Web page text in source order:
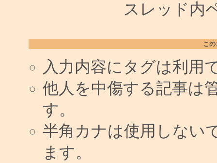
スレッド内
こ
入力内容にタグは利用
他人を中傷する記事は
す。
半角カナは使用しない
ます。